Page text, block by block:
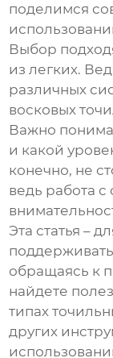
поделимся
Выбор
из легких.
различных
восковых
Важно
и какой
конечно, не
ведь работа
Эта статья –
обращаясь к
найдете
типах
других